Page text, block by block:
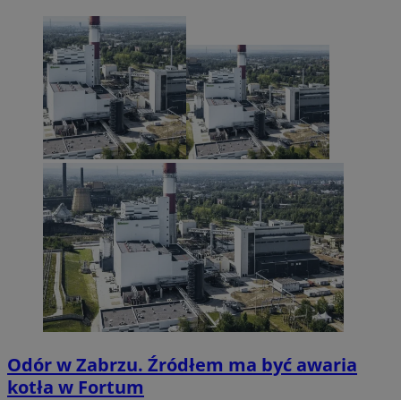
Odór w Zabrzu. Źródłem ma być awaria
kotła w Fortum